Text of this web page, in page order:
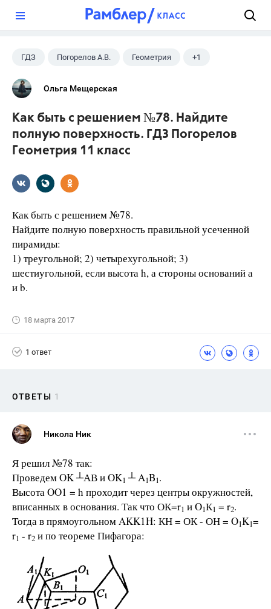
ГДЗ Погорелов А.В. Геометрия +1
11 класс
Ольга Мещерская
Как быть с решением №78. Найдите
полную поверхность. ГДЗ Погорелов
Геометрия 11 класс
Как быть с решением №78.
Найдите полную поверхность правильной усеченной
пирамиды:
1) треугольной; 2) четырехугольной; 3)
шестиугольной, если высота h, а стороны оснований а
и b.
18 марта 2017
1 ответ
ОТВЕТЫ 1
Никола Ник
Я решил №78 так:
Проведем OK ┴АВ и ΟΚ1 ┴ Α1Β1.
Высота OO1 = h проходит через центры окружностей,
вписанных в основания. Так что ОК=r1 и O1К1 = r2.
Тогда в прямоугольном ΑΚΚ1Η: КН = ОК - ОН = Ο1Κ1=
r1 - r2 и по теореме Пифагора: